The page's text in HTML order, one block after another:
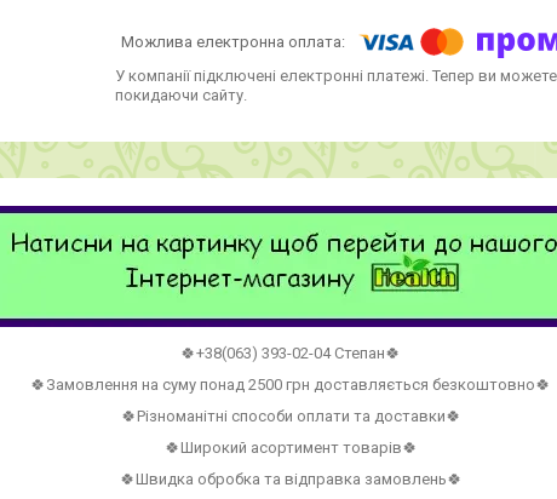
У компанії підключені електронні платежі. Тепер ви
покидаючи сайту.
🍀+38(063) 393-02-04 Степан🍀
🍀Замовлення на суму понад 2500 грн доставляється безкоштовно🍀
🍀Різноманітні способи оплати та доставки🍀
🍀Широкий асортимент товарів🍀
🍀Швидка обробка та відправка замовлень🍀